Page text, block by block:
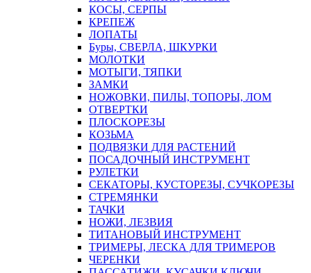
КОСЫ, СЕРПЫ
КРЕПЕЖ
ЛОПАТЫ
Буры, СВЕРЛА, ШКУРКИ
МОЛОТКИ
МОТЫГИ, ТЯПКИ
ЗАМКИ
НОЖОВКИ, ПИЛЫ, ТОПОРЫ, ЛОМ
ОТВЕРТКИ
ПЛОСКОРЕЗЫ
КОЗЬМА
ПОДВЯЗКИ ДЛЯ РАСТЕНИЙ
ПОСАДОЧНЫЙ ИНСТРУМЕНТ
РУЛЕТКИ
СЕКАТОРЫ, КУСТОРЕЗЫ, СУЧКОРЕЗЫ
СТРЕМЯНКИ
ТАЧКИ
НОЖИ, ЛЕЗВИЯ
ТИТАНОВЫЙ ИНСТРУМЕНТ
ТРИМЕРЫ, ЛЕСКА ДЛЯ ТРИМЕРОВ
ЧЕРЕНКИ